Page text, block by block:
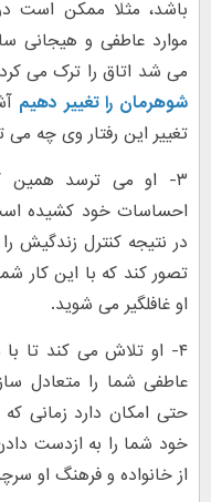
باشد، مثلا ممکن است
موارد عاطفی و هیجانی
می شد اتاق را ترک می
شوهرمان را تغییر دهیم
تغییر این رفتار وی چه می
۳- او می ترسد همین
احساسات خود کشیده
در نتیجه کنترل
تصور کند که با این کار
او غافلگیر می شوید.
۴- او تلاش می کند
عاطفی شما را متعادل
حتی امکان دارد زمانی
خود شما را به ازدست
از خانواده و فرهنگ او